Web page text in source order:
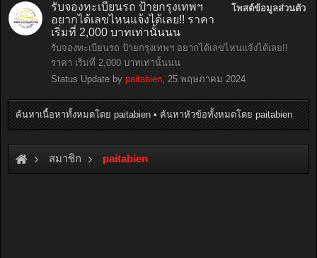
โพสต์ข้อมูลส่วนตัว
รับจองทะเบียนรถ ป้ายกรุงเทพฯ
อยากได้เลขไหนแจ้งได้เลย!! ราคา
เริ่มที่ 2,000 บาทเท่านั้นนน
รับจองทะเบียนรถ ป้ายกรุงเทพฯ อยากได้เลขไหนแจ้งได้เลย!!
ราคา เริ่มที่ 2,000 บาทเท่านั้นนน
Status Update by paitabien, 25 พฤษภาคม 2024
ค้นหาเนื้อหาทั้งหมดโดย paitabien ค้นหาหัวข้อทั้งหมดโดย paitabien
สมาชิก paitabien